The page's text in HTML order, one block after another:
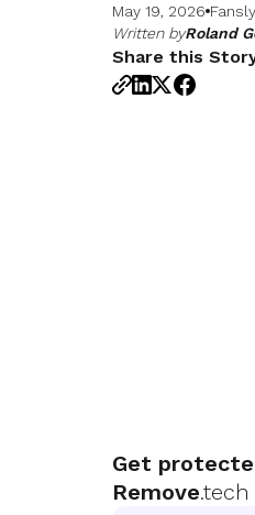
May 19, 2026 Fansly
Written byRoland
Share this
Get
Remove.tech